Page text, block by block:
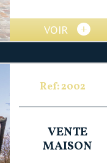
VOIR
Ref: 2002
VENTE
MAISON